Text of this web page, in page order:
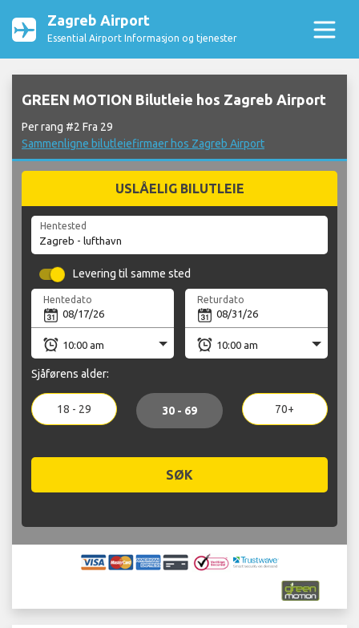
Zagreb Airport
Essential Airport Informasjon og tjenester
GREEN MOTION Bilutleie hos Zagreb Airport
Per rang #2 Fra 29
Sammenligne bilutleiefirmaer hos Zagreb Airport
USLÅELIG BILUTLEIE
Hentested
Levering til samme sted
Hentedato Returdato
Sjåførens alder:
18 - 29 30 - 69 70+
SØK